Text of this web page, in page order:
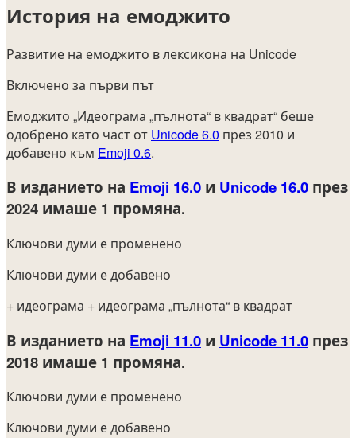
История на емоджито
Развитие на емоджито в лексикона на Unicode
Включено за първи път
Емоджито „Идеограма „пълнота“ в квадрат“ беше
одобрено като част от Unicode 6.0 през 2010 и
добавено към Emoji 0.6.
В изданието на Emoji 16.0 и Unicode 16.0 през
2024 имаше 1 промяна.
Ключови думи е променено
Ключови думи е добавено
+ идеограма + идеограма „пълнота“ в квадрат
В изданието на Emoji 11.0 и Unicode 11.0 през
2018 имаше 1 промяна.
Ключови думи е променено
Ключови думи е добавено